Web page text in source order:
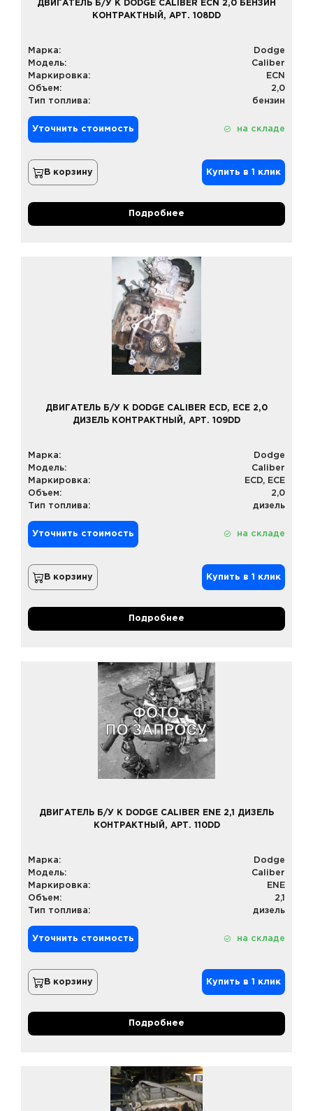
ДВИГАТЕЛЬ Б/У К DODGE CALIBER ECN 2,0 БЕНЗИН
КОНТРАКТНЫЙ, АРТ. 108DD
Марка:
Dodge
Модель:
Caliber
Маркировка:
ECN
Объем:
2,0
Тип топлива:
бензин
Уточнить стоимость на складе
В корзину Купить в 1 клик
Подробнее
ДВИГАТЕЛЬ Б/У К DODGE CALIBER ECD, ECE 2,0
ДИЗЕЛЬ КОНТРАКТНЫЙ, АРТ. 109DD
Марка:
Dodge
Модель:
Caliber
Маркировка:
ECD, ECE
Объем:
2,0
Тип топлива:
дизель
Уточнить стоимость на складе
В корзину Купить в 1 клик
Подробнее
ДВИГАТЕЛЬ Б/У К DODGE CALIBER ENE 2,1 ДИЗЕЛЬ
КОНТРАКТНЫЙ, АРТ. 110DD
Марка:
Dodge
Модель:
Caliber
Маркировка:
ENE
Объем:
2,1
Тип топлива:
дизель
Уточнить стоимость на складе
В корзину Купить в 1 клик
Подробнее